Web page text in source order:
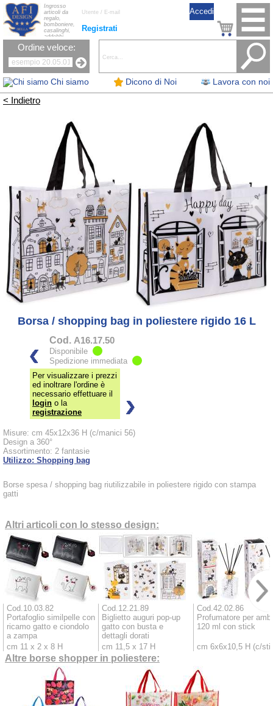
Chi siamo Dicono di Noi Lavora con noi
Registrati
Ingrosso
articoli da
regalo,
bomboniere,
casalinghi,
addobbi
natalizi, nastri,
oggettistica,
la tavola, fiori
artificiali e
candele.
Ordine veloce:
< Indietro
Borsa / shopping bag in poliestere rigido 16 L
Cod. A16.17.50
Disponibile
Spedizione immediata
Per visualizzare i prezzi
ed inoltrare l'ordine è
necessario effettuare il
login o la
registrazione
Misure: cm 45x12x36 H (c/manici 56)
Design a 360°
Assortimento: 2 fantasie
Utilizzo: Shopping bag
Borse spesa / shopping bag riutilizzabile in poliestere rigido con stampa
gatti
Altri articoli con lo stesso design:
Cod.10.03.82
Portafoglio similpelle con
ricamo gatto e ciondolo
a zampa
cm 11 x 2 x 8 H
Cod.12.21.89
Biglietto auguri pop-up
gatto con busta e
dettagli dorati
cm 11,5 x 17 H
Cod.42.02.86
Profumatore per
120 ml con stick
cm 6x6x10,5 H (c/
Altre borse shopper in poliestere: